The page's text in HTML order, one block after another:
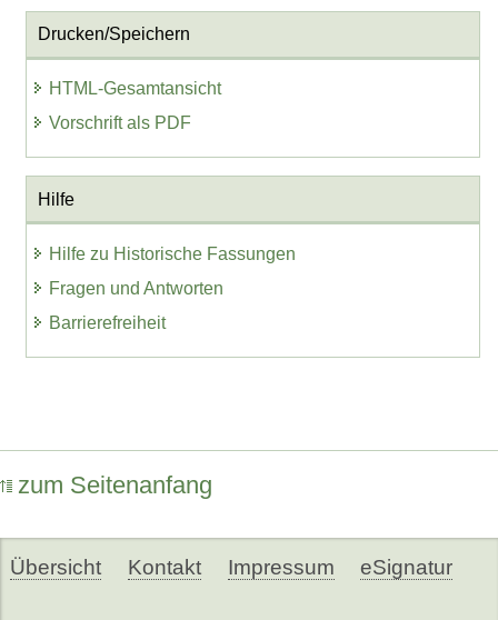
Drucken/Speichern
HTML-Gesamtansicht
Vorschrift als PDF
Hilfe
Hilfe zu Historische Fassungen
Fragen und Antworten
Barrierefreiheit
zum Seitenanfang
Übersicht Kontakt Impressum eSignatur